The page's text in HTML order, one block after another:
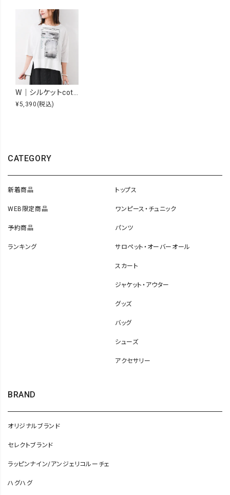
¥5,390 (税込)
CATEGORY
新着商品
WEB限定商品
予約商品
ランキング
トップス
ワンピース・チュニック
パンツ
サロペット・オーバーオール
スカート
ジャケット・アウター
グッズ
バッグ
シューズ
アクセサリー
BRAND
オリジナルブランド
セレクトブランド
ラッピンナイン/アンジェリコルーチェ
ハグハグ